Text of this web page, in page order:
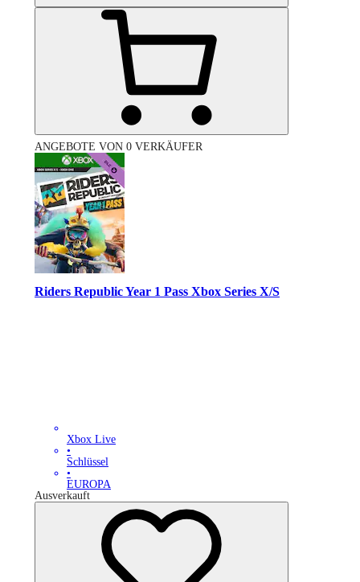
ANGEBOTE VON 0 VERKÄUFER
Riders Republic Year 1 Pass Xbox Series X/S
Xbox Live
•
Schlüssel
•
EUROPA
Ausverkauft